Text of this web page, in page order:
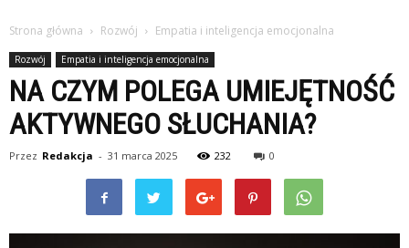
Strona główna Rozwój Empatia i inteligencja emocjonalna
Rozwój Empatia i inteligencja emocjonalna
NA CZYM POLEGA UMIEJĘTNOŚĆ
AKTYWNEGO SŁUCHANIA?
Przez Redakcja - 31 marca 2025 232 0